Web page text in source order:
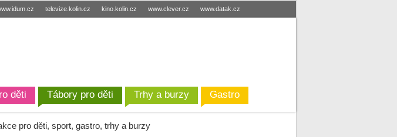
televize.kolin.cz kino.kolin.cz www.clever.cz www.datak.cz
děti Tábory pro děti Trhy a burzy Gastro
pro děti, sport, gastro, trhy a burzy